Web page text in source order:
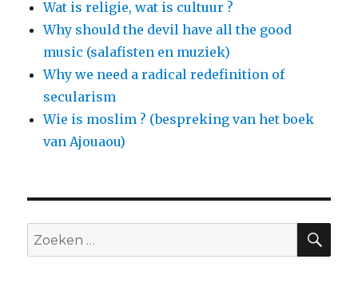
Wat is religie, wat is cultuur ?
Why should the devil have all the good
music (salafisten en muziek)
Why we need a radical redefinition of
secularism
Wie is moslim ? (bespreking van het boek
van Ajouaou)
Zoeken
naar: